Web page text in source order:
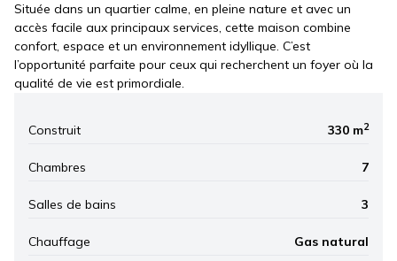
Située dans un quartier calme, en pleine nature et avec un
accès facile aux principaux services, cette maison combine
confort, espace et un environnement idyllique. C’est
l’opportunité parfaite pour ceux qui recherchent un foyer où la
qualité de vie est primordiale.
Construit 330 m2
Chambres 7
Salles de bains 3
Chauffage Gas natural